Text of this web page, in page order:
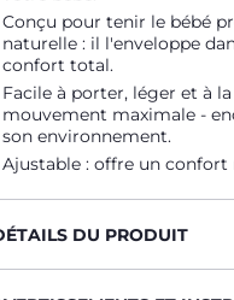
Conçu pour tenir le bébé
naturelle : il l'enveloppe
confort total.
Facile à porter, léger et à
mouvement maximale -
son environnement.
Ajustable : offre un confort
DU PRODUIT